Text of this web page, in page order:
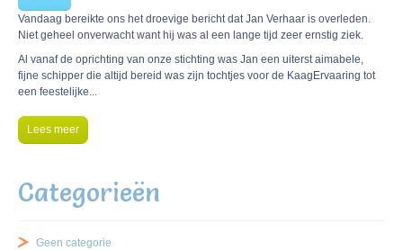
Vandaag bereikte ons het droevige bericht dat Jan Verhaar is overleden.
Niet geheel onverwacht want hij was al een lange tijd zeer ernstig ziek.
Al vanaf de oprichting van onze stichting was Jan een uiterst aimabele,
fijne schipper die altijd bereid was zijn tochtjes voor de KaagErvaaring tot
een feestelijke...
Lees meer
Categorieën
Geen categorie